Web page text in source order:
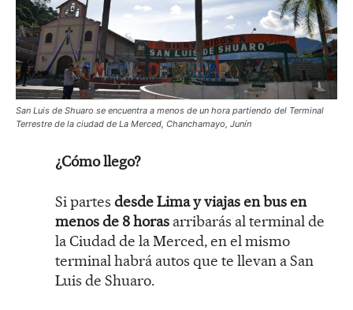
San Luis de Shuaro se encuentra a menos de un hora partiendo del Terminal
Terrestre de la ciudad de La Merced, Chanchamayo, Junín
¿Cómo llego?
Si partes desde Lima y viajas en bus en
menos de 8 horas arribarás al terminal de
la Ciudad de la Merced, en el mismo
terminal habrá autos que te llevan a San
Luis de Shuaro.